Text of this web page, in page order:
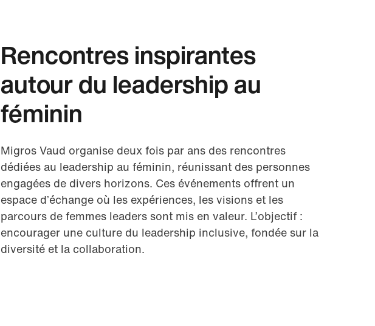
Rencontres inspirantes
autour du leadership au
féminin
Migros Vaud organise deux fois par ans des rencontres
dédiées au leadership au féminin, réunissant des personnes
engagées de divers horizons. Ces événements offrent un
espace d’échange où les expériences, les visions et les
parcours de femmes leaders sont mis en valeur. L’objectif :
encourager une culture du leadership inclusive, fondée sur la
diversité et la collaboration.